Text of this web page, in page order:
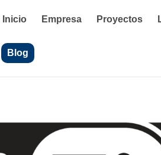
Inicio Empresa Proyectos
Blog